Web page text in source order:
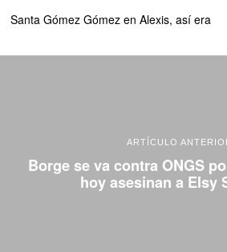
Santa Gómez Gómez enAlexis, así era
ARTÍCULO
Borge se va contra ONGS
hoy asesinan a Elsy